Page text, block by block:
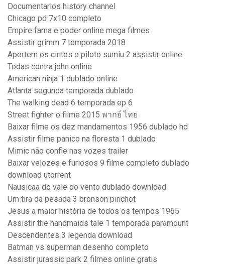
Documentarios history channel
Chicago pd 7x10 completo
Empire fama e poder online mega filmes
Assistir grimm 7 temporada 2018
Apertem os cintos o piloto sumiu 2 assistir online
Todas contra john online
American ninja 1 dublado online
Atlanta segunda temporada dublado
The walking dead 6 temporada ep 6
Street fighter o filme 2015 พากย์ ไทย
Baixar filme os dez mandamentos 1956 dublado hd
Assistir filme panico na floresta 1 dublado
Mimic não confie nas vozes trailer
Baixar velozes e furiosos 9 filme completo dublado
download utorrent
Nausicaä do vale do vento dublado download
Um tira da pesada 3 bronson pinchot
Jesus a maior história de todos os tempos 1965
Assistir the handmaids tale 1 temporada paramount
Descendentes 3 legenda download
Batman vs superman desenho completo
Assistir jurassic park 2 filmes online gratis